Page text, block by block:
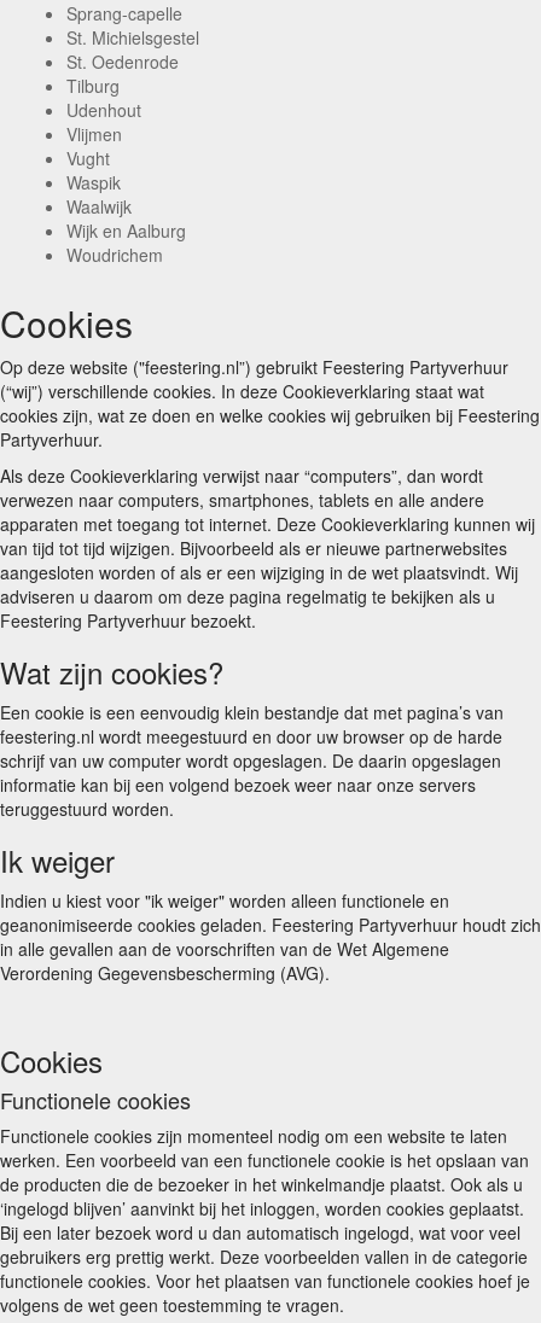
Sprang-capelle
St. Michielsgestel
St. Oedenrode
Tilburg
Udenhout
Vlijmen
Vught
Waspik
Waalwijk
Wijk en Aalburg
Woudrichem
Cookies
Op deze website ("feestering.nl”) gebruikt Feestering Partyverhuur
(“wij”) verschillende cookies. In deze Cookieverklaring staat wat
cookies zijn, wat ze doen en welke cookies wij gebruiken bij Feestering
Partyverhuur.
Als deze Cookieverklaring verwijst naar “computers”, dan wordt
verwezen naar computers, smartphones, tablets en alle andere
apparaten met toegang tot internet. Deze Cookieverklaring kunnen wij
van tijd tot tijd wijzigen. Bijvoorbeeld als er nieuwe partnerwebsites
aangesloten worden of als er een wijziging in de wet plaatsvindt. Wij
adviseren u daarom om deze pagina regelmatig te bekijken als u
Feestering Partyverhuur bezoekt.
Wat zijn cookies?
Een cookie is een eenvoudig klein bestandje dat met pagina’s van
feestering.nl wordt meegestuurd en door uw browser op de harde
schrijf van uw computer wordt opgeslagen. De daarin opgeslagen
informatie kan bij een volgend bezoek weer naar onze servers
teruggestuurd worden.
Ik weiger
Indien u kiest voor "ik weiger" worden alleen functionele en
geanonimiseerde cookies geladen. Feestering Partyverhuur houdt zich
in alle gevallen aan de voorschriften van de Wet Algemene
Verordening Gegevensbescherming (AVG).
Cookies
Functionele cookies
Functionele cookies zijn momenteel nodig om een website te laten
werken. Een voorbeeld van een functionele cookie is het opslaan van
de producten die de bezoeker in het winkelmandje plaatst. Ook als u
‘ingelogd blijven’ aanvinkt bij het inloggen, worden cookies geplaatst.
Bij een later bezoek word u dan automatisch ingelogd, wat voor veel
gebruikers erg prettig werkt. Deze voorbeelden vallen in de categorie
functionele cookies. Voor het plaatsen van functionele cookies hoef je
volgens de wet geen toestemming te vragen.